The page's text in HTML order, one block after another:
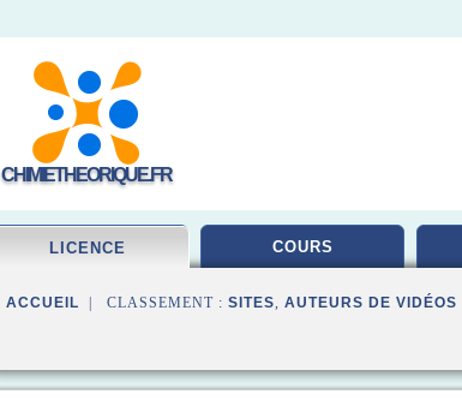
CHIMIETHEORIQUE.FR
LICENCE COURS
ACCUEIL | CLASSEMENT : SITES, AUTEURS DE VIDÉOS